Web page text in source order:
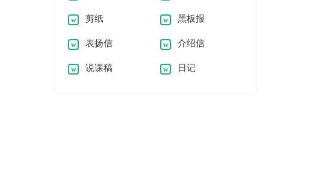
(通用15篇)
剪纸 黑板报
表扬信 介绍信
说课稿 日记